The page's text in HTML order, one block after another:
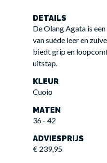
DETAILS
De Olang Agata is
van suède leer en
biedt grip en
uitstap.
KLEUR
Cuoio
MATEN
36 - 42
ADVIESPRIJS
€ 239,95